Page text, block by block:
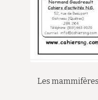
Les